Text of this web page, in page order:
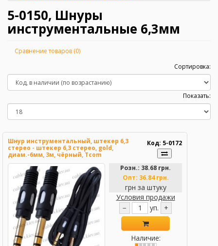
5-0150, Шнуры
инструментальные 6,3мм
Сравнение товаров (0)
Сортировка:
Показать:
Шнур инструментальный, штекер 6,3
стерео - штекер 6,3 стерео, gold,
диам.-6мм, 3м, чёрный, Tcom
Код: 5-0172
Розн.: 38.68 грн.
Опт: 36.84 грн.
грн за штуку
Условия продажи
−
уп. +
Наличие: